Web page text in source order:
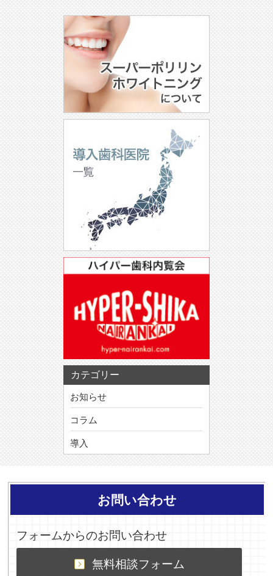
カテゴリー
お知らせ
コラム
導入
お問い合わせ
フォームからのお問い合わせ
無料相談フォーム